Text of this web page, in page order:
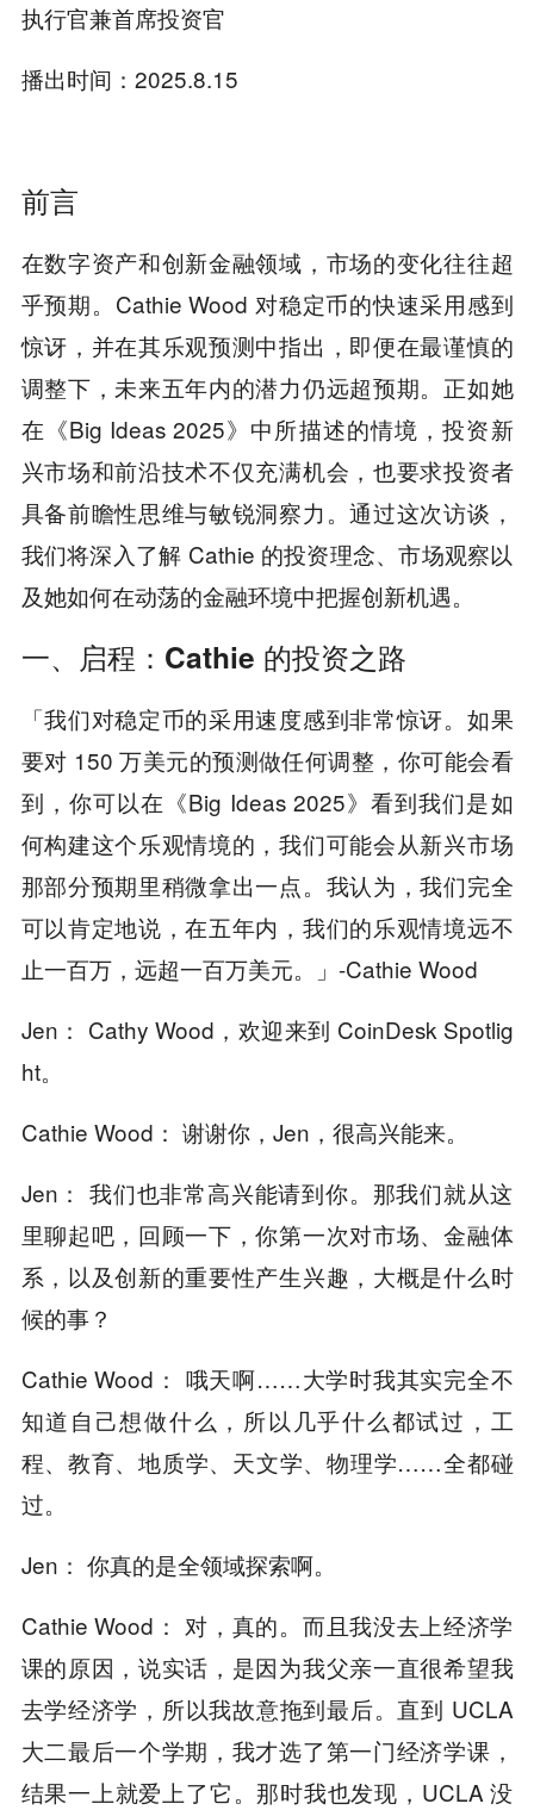
执行官兼首席投资官
播出时间：2025.8.15
前言
在数字资产和创新金融领域，市场的变化往往超
乎预期。Cathie Wood 对稳定币的快速采用感到
惊讶，并在其乐观预测中指出，即便在最谨慎的
调整下，未来五年内的潜力仍远超预期。正如她
在《Big Ideas 2025》中所描述的情境，投资新
兴市场和前沿技术不仅充满机会，也要求投资者
具备前瞻性思维与敏锐洞察力。通过这次访谈，
我们将深入了解 Cathie 的投资理念、市场观察以
及她如何在动荡的金融环境中把握创新机遇。
一、启程：Cathie 的投资之路
「我们对稳定币的采用速度感到非常惊讶。如果
要对 150 万美元的预测做任何调整，你可能会看
到，你可以在《Big Ideas 2025》看到我们是如
何构建这个乐观情境的，我们可能会从新兴市场
那部分预期里稍微拿出一点。我认为，我们完全
可以肯定地说，在五年内，我们的乐观情境远不
止一百万，远超一百万美元。」-Cathie Wood
Jen： Cathy Wood，欢迎来到 CoinDesk Spotlig
ht。
Cathie Wood： 谢谢你，Jen，很高兴能来。
Jen： 我们也非常高兴能请到你。那我们就从这
里聊起吧，回顾一下，你第一次对市场、金融体
系，以及创新的重要性产生兴趣，大概是什么时
候的事？
Cathie Wood： 哦天啊……大学时我其实完全不
知道自己想做什么，所以几乎什么都试过，工
程、教育、地质学、天文学、物理学……全都碰
过。
Jen： 你真的是全领域探索啊。
Cathie Wood： 对，真的。而且我没去上经济学
课的原因，说实话，是因为我父亲一直很希望我
去学经济学，所以我故意拖到最后。直到 UCLA
大二最后一个学期，我才选了第一门经济学课，
结果一上就爱上了它。那时我也发现，UCLA 没